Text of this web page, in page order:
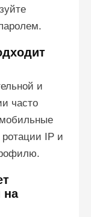
и
часто
ротации IP и
на